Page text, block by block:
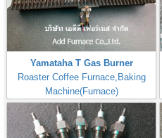
Yamataha T Gas Burner
Roaster Coffee Furnace,Baking
Machine(Furnace)